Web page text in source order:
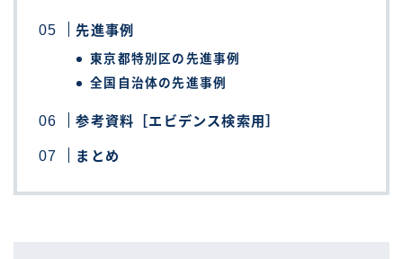
先進事例
東京都特別区の先進事例
全国自治体の先進事例
参考資料［エビデンス検索用］
まとめ